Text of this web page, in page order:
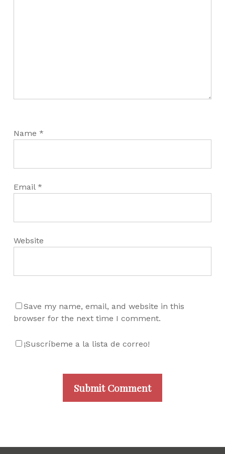
Name *
Email *
Website
Save my name, email, and website in this
browser for the next time I comment.
¡Suscríbeme a la lista de correo!